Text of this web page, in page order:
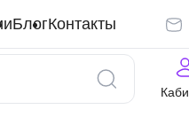
БлогКонтакты